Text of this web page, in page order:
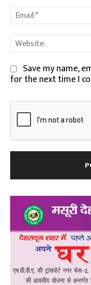
Save my name,
for the next time I